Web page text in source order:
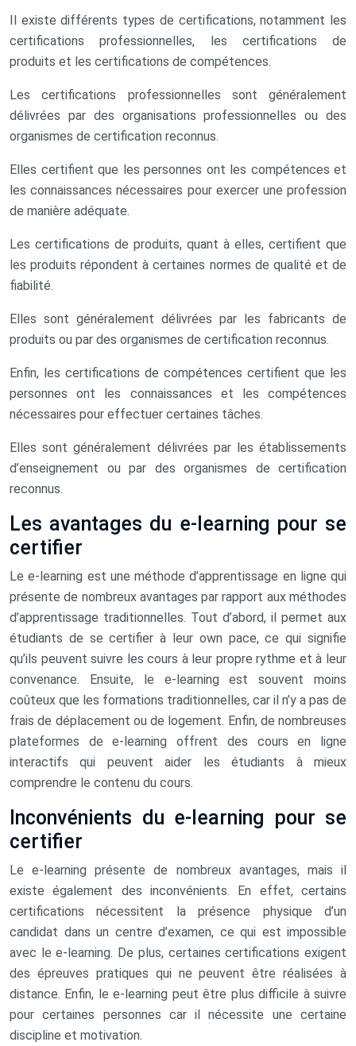
Il existe différents types de certifications, notamment les
certifications professionnelles, les certifications de
produits et les certifications de compétences.
Les certifications professionnelles sont généralement
délivrées par des organisations professionnelles ou des
organismes de certification reconnus.
Elles certifient que les personnes ont les compétences et
les connaissances nécessaires pour exercer une profession
de manière adéquate.
Les certifications de produits, quant à elles, certifient que
les produits répondent à certaines normes de qualité et de
fiabilité.
Elles sont généralement délivrées par les fabricants de
produits ou par des organismes de certification reconnus.
Enfin, les certifications de compétences certifient que les
personnes ont les connaissances et les compétences
nécessaires pour effectuer certaines tâches.
Elles sont généralement délivrées par les établissements
d’enseignement ou par des organismes de certification
reconnus.
Les avantages du e-learning pour se
certifier
Le e-learning est une méthode d’apprentissage en ligne qui
présente de nombreux avantages par rapport aux méthodes
d’apprentissage traditionnelles. Tout d’abord, il permet aux
étudiants de se certifier à leur own pace, ce qui signifie
qu’ils peuvent suivre les cours à leur propre rythme et à leur
convenance. Ensuite, le e-learning est souvent moins
coûteux que les formations traditionnelles, car il n’y a pas de
frais de déplacement ou de logement. Enfin, de nombreuses
plateformes de e-learning offrent des cours en ligne
interactifs qui peuvent aider les étudiants à mieux
comprendre le contenu du cours.
Inconvénients du e-learning pour se
certifier
Le e-learning présente de nombreux avantages, mais il
existe également des inconvénients. En effet, certains
certifications nécessitent la présence physique d’un
candidat dans un centre d’examen, ce qui est impossible
avec le e-learning. De plus, certaines certifications exigent
des épreuves pratiques qui ne peuvent être réalisées à
distance. Enfin, le e-learning peut être plus difficile à suivre
pour certaines personnes car il nécessite une certaine
discipline et motivation.